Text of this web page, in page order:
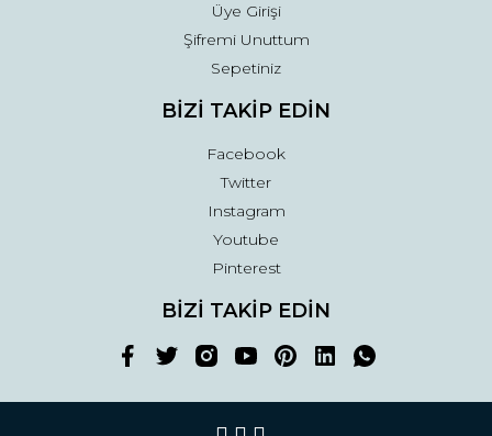
Üye Girişi
Şifremi Unuttum
Sepetiniz
BİZİ TAKİP EDİN
Facebook
Twitter
Instagram
Youtube
Pinterest
BİZİ TAKİP EDİN